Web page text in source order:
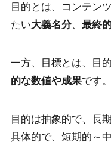
目的とは、コンテン
たい大義名分、 最終
一方、目標とは、目
的な数値や成果です。
目的は抽象的で、長
具体的で、短期的～